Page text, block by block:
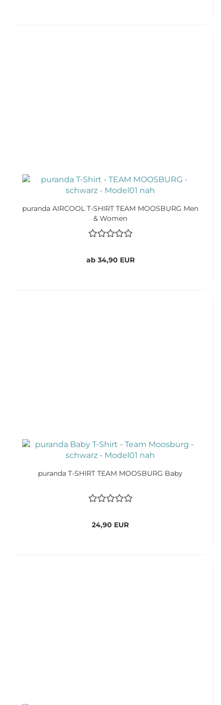
puranda AIRCOOL T-SHIRT TEAM MOOSBURG Men
& Women
ab 34,90 EUR
puranda T-SHIRT TEAM MOOSBURG Baby
24,90 EUR